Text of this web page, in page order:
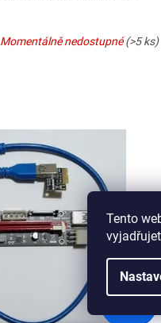
Tento
Momentálně nedostupné(>5 ks)
199 Kč